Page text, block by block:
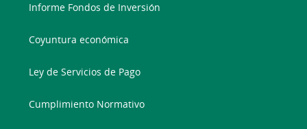
Informe Fondos de Inversión
Coyuntura económica
Ley de Servicios de Pago
Cumplimiento Normativo